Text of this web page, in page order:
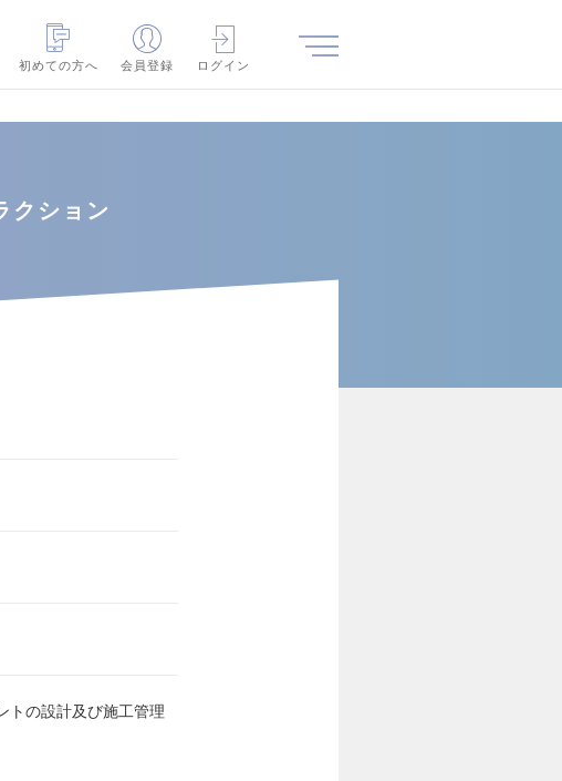
初めての方へ
会員登録 ログイン
クション
トの設計及び施工管理